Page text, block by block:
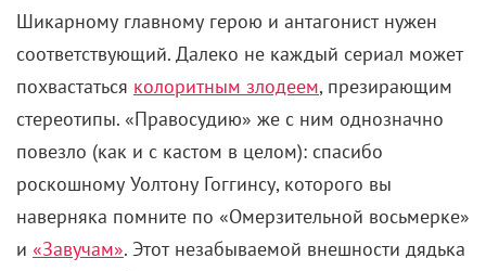
соответствующий. Далеко не каждый сериал может
похвастатьсяколоритным злодеем, презирающим
стереотипы. «Правосудию» же с ним однозначно
повезло (как и с кастом в целом): спасибо
роскошному Уолтону Гоггинсу, которого вы
наверняка помните по «Омерзительной восьмерке»
и«Завучам». Этот незабываемой внешности дядька
с высоким лбом, торчащими волосами и хищной